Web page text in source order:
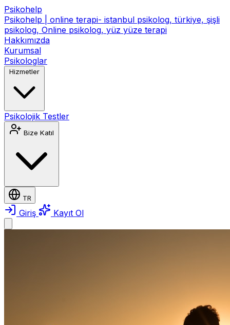
Psikohelp
Psikohelp | online terapi- istanbul psikolog, türkiye, şişli
psikolog, Online psikolog, yüz yüze terapi
Hakkımızda
Kurumsal
Psikologlar
Hizmetler
Psikolojik Testler
Bize Katıl
TR
Giriş Kayıt Ol